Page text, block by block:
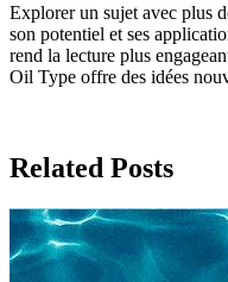
Explorer un sujet avec plus
son potentiel et ses
rend la lecture plus
Oil Type offre des idées
Related Posts